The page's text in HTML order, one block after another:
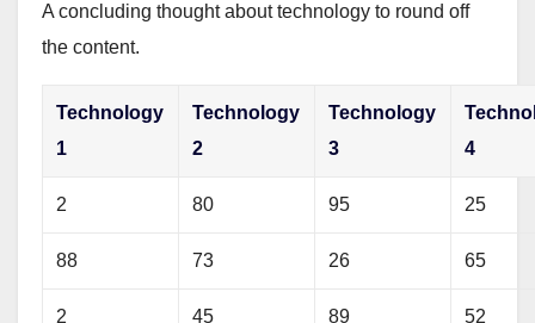
A concluding thought about technology to round off
the content.
Technology
1
Technology
2
Technology
3
4
2 80 95 25
88 73 26 65
2 45 89 52